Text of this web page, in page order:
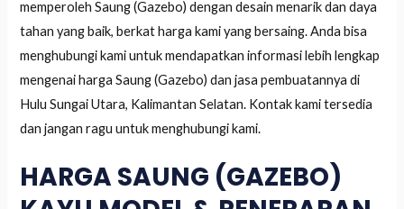
memperoleh Saung (Gazebo) dengan desain menarik dan daya
tahan yang baik, berkat harga kami yang bersaing. Anda bisa
menghubungi kami untuk mendapatkan informasi lebih lengkap
mengenai harga Saung (Gazebo) dan jasa pembuatannya di
Hulu Sungai Utara, Kalimantan Selatan. Kontak kami tersedia
dan jangan ragu untuk menghubungi kami.
HARGA SAUNG (GAZEBO)